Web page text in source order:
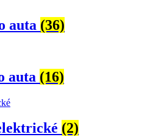
auta (36)
auta (16)
(2)